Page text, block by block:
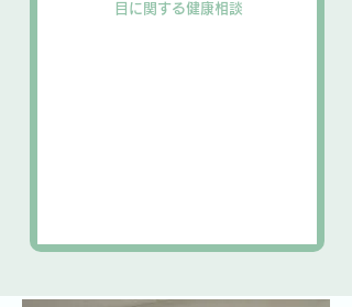
目に関する健康相談